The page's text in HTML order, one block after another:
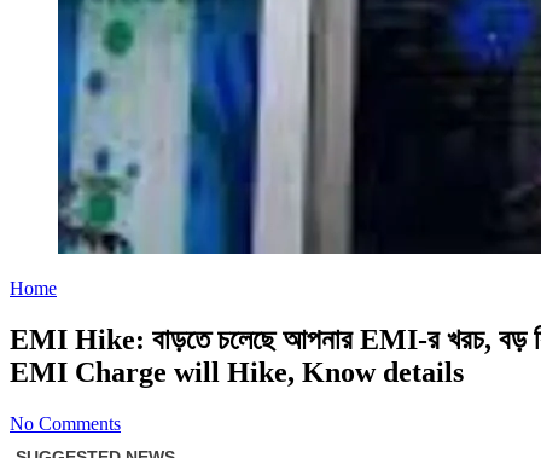
Home
EMI Hike: বাড়তে চলেছে আপনার EMI-র খরচ,
EMI Charge will Hike, Know details
No Comments